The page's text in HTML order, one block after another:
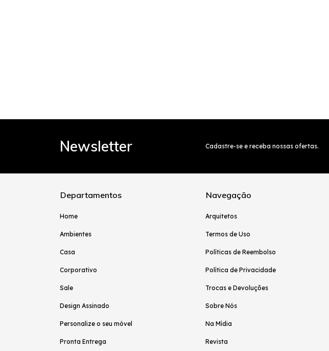
Newsletter Cadastre-se e receba nossas ofertas.
Departamentos
Home
Ambientes
Casa
Corporativo
Sale
Design Assinado
Personalize o seu móvel
Pronta Entrega
Navegação
Arquitetos
Termos de Uso
Políticas de Reembolso
Política de Privacidade
Trocas e Devoluções
Sobre Nós
Na Mídia
Revista